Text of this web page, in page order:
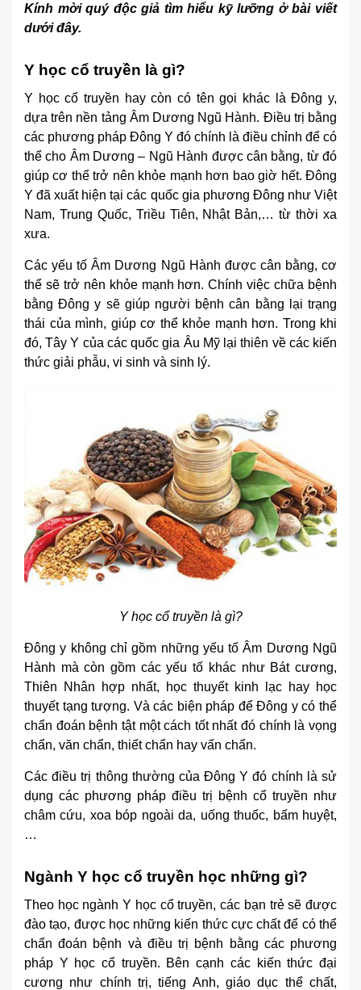
Kính mời quý độc giả tìm hiểu kỹ lưỡng ở bài viết
dưới đây.
Y học cổ truyền là gì?
Y học cổ truyền hay còn có tên gọi khác là Đông y,
dựa trên nền tảng Âm Dương Ngũ Hành. Điều trị bằng
các phương pháp Đông Y đó chính là điều chỉnh để có
thể cho Âm Dương – Ngũ Hành được cân bằng, từ đó
giúp cơ thể trở nên khỏe mạnh hơn bao giờ hết. Đông
Y đã xuất hiện tại các quốc gia phương Đông như Việt
Nam, Trung Quốc, Triều Tiên, Nhật Bản,… từ thời xa
xưa.
Các yếu tố Âm Dương Ngũ Hành được cân bằng, cơ
thể sẽ trở nên khỏe mạnh hơn. Chính việc chữa bệnh
bằng Đông y sẽ giúp người bệnh cân bằng lại trạng
thái của mình, giúp cơ thể khỏe mạnh hơn. Trong khi
đó, Tây Y của các quốc gia Âu Mỹ lại thiên về các kiến
thức giải phẫu, vi sinh và sinh lý.
Y học cổ truyền là gì?
Đông y không chỉ gồm những yếu tố Âm Dương Ngũ
Hành mà còn gồm các yếu tố khác như Bát cương,
Thiên Nhân hợp nhất, học thuyết kinh lạc hay học
thuyết tạng tượng. Và các biện pháp để Đông y có thể
chẩn đoán bệnh tật một cách tốt nhất đó chính là vọng
chẩn, văn chẩn, thiết chẩn hay vấn chẩn.
Các điều trị thông thường của Đông Y đó chính là sử
dụng các phương pháp điều trị bệnh cổ truyền như
châm cứu, xoa bóp ngoài da, uống thuốc, bấm huyệt,
…
Ngành Y học cổ truyền học những gì?
Theo học ngành Y học cổ truyền, các bạn trẻ sẽ được
đào tạo, được học những kiến thức cực chất để có thể
chẩn đoán bệnh và điều trị bệnh bằng các phương
pháp Y học cổ truyền. Bên cạnh các kiến thức đại
cương như chính trị, tiếng Anh, giáo dục thể chất,